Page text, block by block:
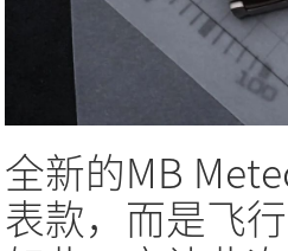
全新的MB
表款，而是飞